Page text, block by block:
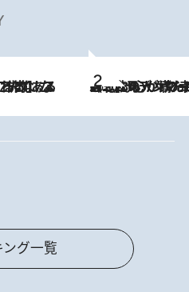
2026.8.8
《北欧の人々の幸福度が高いのは…》元デンマーク親善大使が出会った“心が満たされる暮らし”「いいかげんにヒュッゲしなさい！」
ング一覧